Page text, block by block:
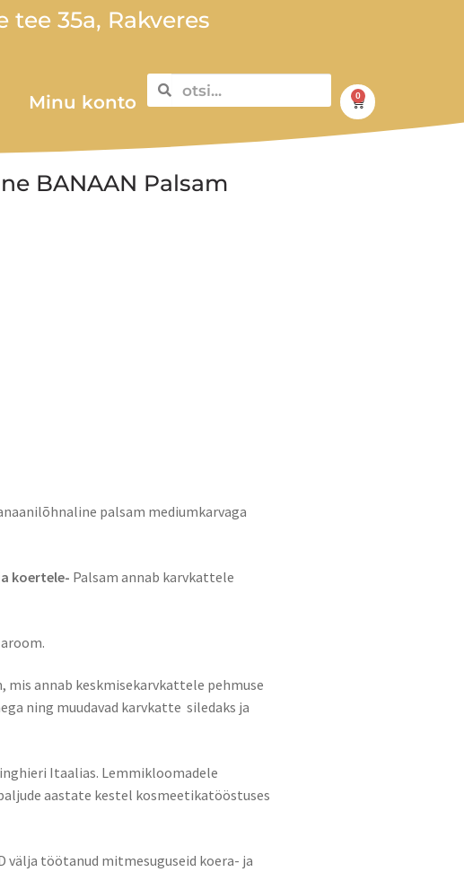
35a, Rakveres
Minu konto 0
BANAAN Palsam
palsam mediumkarvaga
koertele- Palsam annab karvkattele
mis annab keskmisekarvkattele pehmuse
ning muudavad karvkatte siledaks ja
Itaalias. Lemmikloomadele
aastate kestel kosmeetikatööstuses
välja töötanud mitmesuguseid koera- ja